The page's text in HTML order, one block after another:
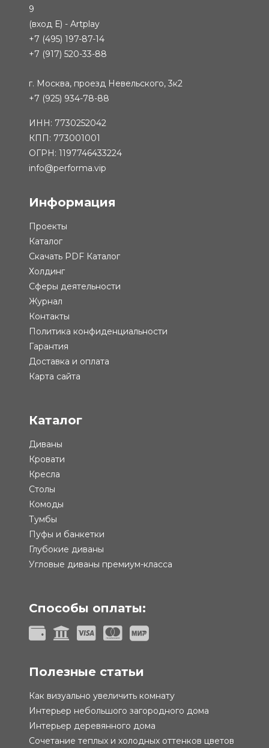
9
(вход Е) - Artplay
+7 (495) 197-87-14
+7 (917) 520-33-88
г. Москва, проезд Невельского, 3к2
+7 (925) 934-78-88
ИНН: 7730252042
КПП: 773001001
ОГРН: 1197746433224
info@performa.vip
Информация
Проекты
Каталог
Скачать PDF Каталог
Холдинг
Сферы деятельности
Журнал
Контакты
Политика конфиденциальности
Гарантия
Доставка и оплата
Карта сайта
Каталог
Диваны
Кровати
Кресла
Столы
Комоды
Тумбы
Пуфы и банкетки
Глубокие диваны
Угловые диваны премиум-класса
Способы оплаты:
Полезные статьи
Как визуально увеличить комнату
Интерьер небольшого загородного дома
Интерьер деревянного дома
Сочетание теплых и холодных оттенков цветов